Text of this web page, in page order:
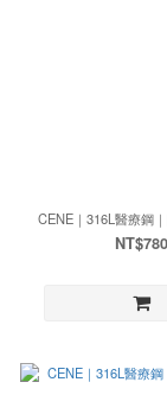
CENE｜316L醫療鋼
NT$780